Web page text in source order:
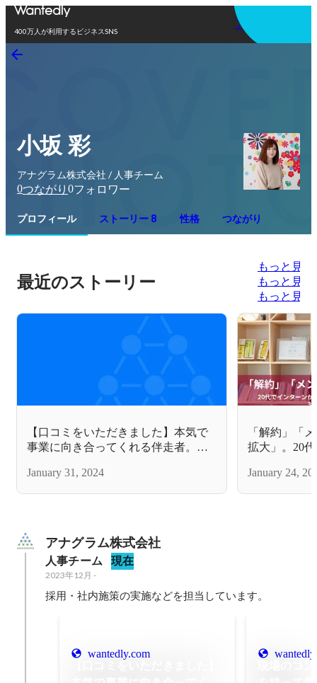
400万人が利用するビジネスSNS
アプリを使う
小坂 彩
アナグラム株式会社 / 人事チーム
0つながり 0フォロワー
プロフィール ストーリー 8 性格 つながり
最近のストーリー
もっと見る
もっと見る
もっと見る
【口コミをいただきました】本気で
事業に向き合ってくれる伴走者。気
January 31, 2024
「解約」「
拡大」。20
つの経験か
January 24,
アナグラム株式会社
人事チーム 現在
2023年12月 -
採用・社内施策の実施などを担当しています。
wantedly.com